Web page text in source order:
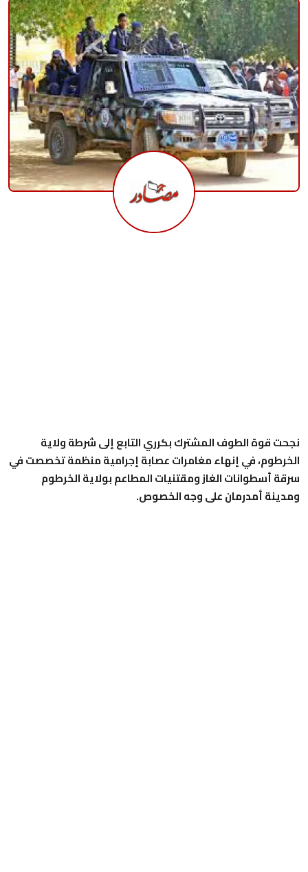
منوعات
حوادث وقضايا
عالمية
نجحت قوة الطوف المشترك بكرري التابع إلى شرطة ولاية
الخرطوم، في إنهاء مغامرات عصابة إجرامية منظمة تخصصت في
سرقة أسطوانات الغاز ومقتنيات المطاعم بولاية الخرطوم
ومدينة أمدرمان على وجه الخصوص.